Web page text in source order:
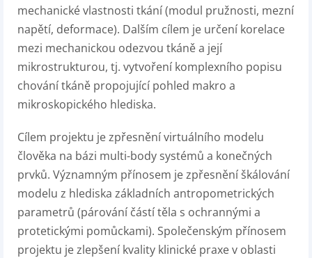
mechanické vlastnosti tkání (modul pružnosti, mezní
napětí, deformace). Dalším cílem je určení korelace
mezi mechanickou odezvou tkáně a její
mikrostrukturou, tj. vytvoření komplexního popisu
chování tkáně propojující pohled makro a
mikroskopického hlediska.
Cílem projektu je zpřesnění virtuálního modelu
člověka na bázi multi-body systémů a konečných
prvků. Významným přínosem je zpřesnění škálování
modelu z hlediska základních antropometrických
parametrů (párování částí těla s ochrannými a
protetickými pomůckami). Společenským přínosem
projektu je zlepšení kvality klinické praxe v oblasti